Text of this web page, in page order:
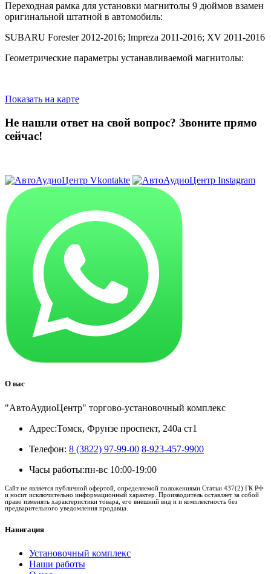
Переходная рамка для установки магнитолы 9 дюймов взамен
оригинальной штатной в автомобиль:
SUBARU Forester 2012-2016; Impreza 2011-2016; XV 2011-2016
Геометрические параметры устанавливаемой магнитолы:
Показать на карте
Не нашли ответ на свой вопрос? Звоните прямо
сейчас!
О нас
"АвтоАудиоЦентр" торгово-установочный комплекс
Адрес:Томск, Фрунзе проспект, 240а ст1
Телефон: 8 (3822) 97-99-00 8-923-457-9900
Часы работы:пн-вс 10:00-19:00
Сайт не является публичной офертой, определяемой положениями Статьи 437(2) ГК РФ
и носит исключительно информационный характер. Производитель оставляет за собой
право изменять характеристики товара, его внешний вид и и комплектность без
предварительного уведомления продавца.
Навигация
Установочный комплекс
Наши работы